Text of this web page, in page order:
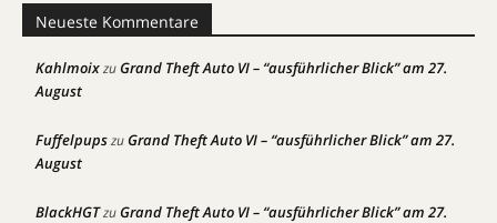
Neueste Kommentare
KahlmoixzuGrand Theft Auto VI – “ausführlicher Blick” am 27.
August
FuffelpupszuGrand Theft Auto VI – “ausführlicher Blick” am 27.
August
BlackHGTzuGrand Theft Auto VI – “ausführlicher Blick” am 27.